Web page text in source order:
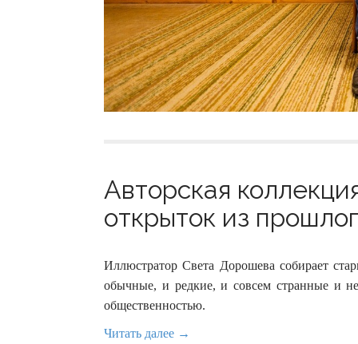
Авторская
открыток из
Иллюстратор Света Дорошева собирает
обычные, и редкие, и совсем странные и
общественностью.
Читать далее →